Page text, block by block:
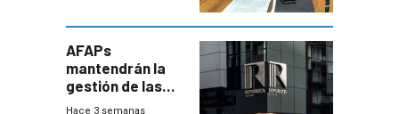
AFAPs
mantendrán la
gestión de las
cuentas
Hace 3 semanas